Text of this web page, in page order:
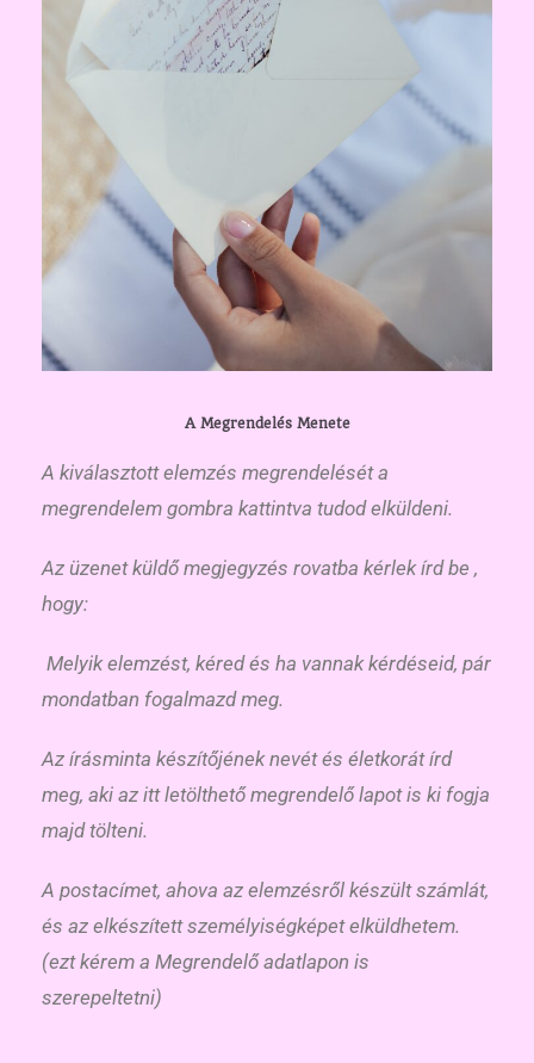
A Megrendelés Menete
A kiválasztott elemzés megrendelését a
megrendelem gombra kattintva tudod elküldeni.
Az üzenet küldő megjegyzés rovatba kérlek írd be ,
hogy:
Melyik elemzést, kéred és ha vannak kérdéseid, pár
mondatban fogalmazd meg.
Az írásminta készítőjének nevét és életkorát írd
meg, aki az itt letölthető megrendelő lapot is ki fogja
majd tölteni.
A postacímet, ahova az elemzésről készült számlát,
és az elkészített személyiségképet elküldhetem.
(ezt kérem a Megrendelő adatlapon is
szerepeltetni)